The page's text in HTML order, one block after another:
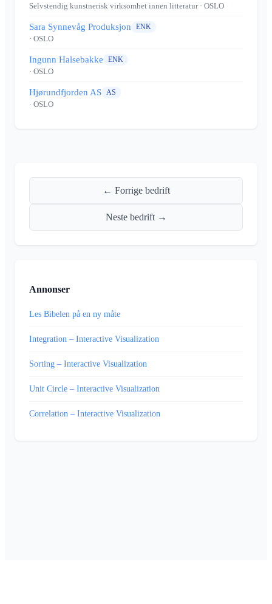
Selvstendig kunstnerisk virksomhet innen litteratur· OSLO
Sara Synnevåg Produksjon ENK
· OSLO
Ingunn Halsebakke ENK
· OSLO
Hjørundfjorden AS AS
· OSLO
← Forrige bedrift
Neste bedrift →
Annonser
Les Bibelen på en ny måte
Integration – Interactive Visualization
Sorting – Interactive Visualization
Unit Circle – Interactive Visualization
Correlation – Interactive Visualization